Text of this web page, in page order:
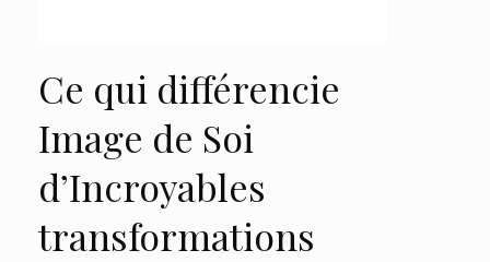
Ce qui différencie
Image de Soi
d’Incroyables
transformations